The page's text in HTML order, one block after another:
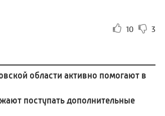
10 3
области активно помогают в
поступать дополнительные